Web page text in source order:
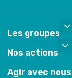
Les groupes
Nos actions
Agir avec nous